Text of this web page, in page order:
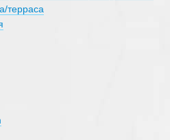
терраса